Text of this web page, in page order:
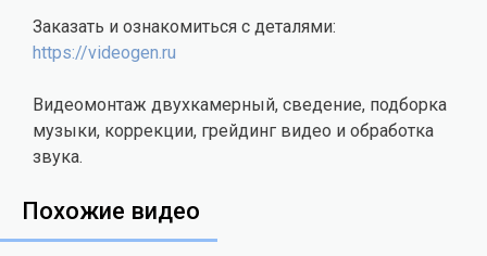
Заказать и ознакомиться с деталями:
https://videogen.ru
Видеомонтаж двухкамерный, сведение, подборка
музыки, коррекции, грейдинг видео и обработка
звука.
Похожие видео